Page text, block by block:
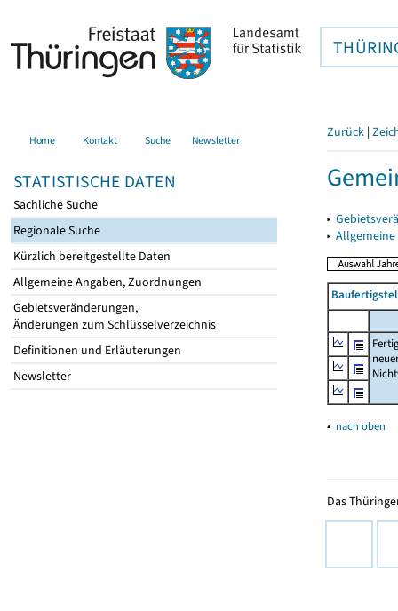
Home Kontakt Suche Newsletter
STATISTISCHE DATEN
Sachliche Suche
Regionale Suche
Kürzlich bereitgestellte Daten
Allgemeine Angaben, Zuordnungen
Gebietsveränderungen,
Änderungen zum Schlüsselverzeichnis
Definitionen und Erläuterungen
Newsletter
Zurück |
▸
▸
▴ nach oben
Das